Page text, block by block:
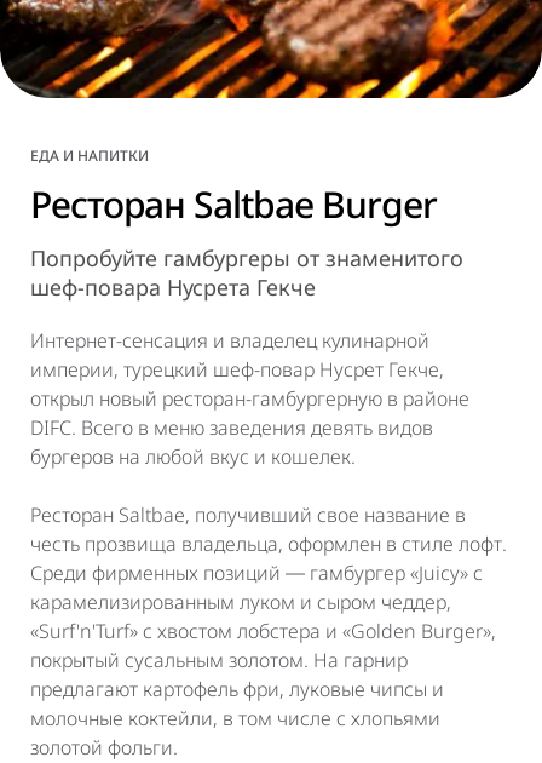
ЕДА И НАПИТКИ
Ресторан Saltbae Burger
Попробуйте гамбургеры от знаменитого
шеф-повара Нусрета Гекче
Интернет-сенсация и владелец кулинарной
империи, турецкий шеф-повар Нусрет Гекче,
открыл новый ресторан-гамбургерную в районе
DIFC. Всего в меню заведения девять видов
бургеров на любой вкус и кошелек.
Ресторан Saltbae, получивший свое название в
честь прозвища владельца, оформлен в стиле лофт.
Среди фирменных позиций ― гамбургер «Juicy» с
карамелизированным луком и сыром чеддер,
«Surf'n'Turf» с хвостом лобстера и «Golden Burger»,
покрытый сусальным золотом. На гарнир
предлагают картофель фри, луковые чипсы и
молочные коктейли, в том числе с хлопьями
золотой фольги.